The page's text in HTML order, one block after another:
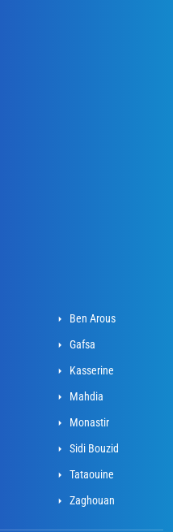
Ben Arous
Gafsa
Kasserine
Mahdia
Monastir
Sidi Bouzid
Tataouine
Zaghouan